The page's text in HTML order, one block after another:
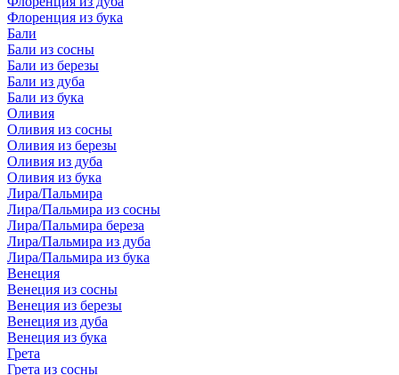
Флоренция из бука
Бали
Бали из сосны
Бали из березы
Бали из дуба
Бали из бука
Оливия
Оливия из сосны
Оливия из березы
Оливия из дуба
Оливия из бука
Лира/Пальмира
Лира/Пальмира из сосны
Лира/Пальмира береза
Лира/Пальмира из дуба
Лира/Пальмира из бука
Венеция
Венеция из сосны
Венеция из березы
Венеция из дуба
Венеция из бука
Грета
Грета из сосны